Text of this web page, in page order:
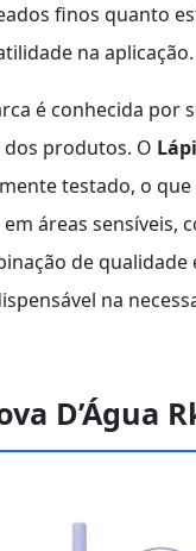
finos quanto
na aplicação.
é conhecida por
produtos. O
testado, o que
áreas sensíveis,
de
na
D’Água